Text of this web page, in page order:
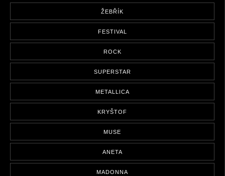
ŽEBŘÍK
FESTIVAL
ROCK
SUPERSTAR
METALLICA
KRYŠTOF
MUSE
ANETA
MADONNA